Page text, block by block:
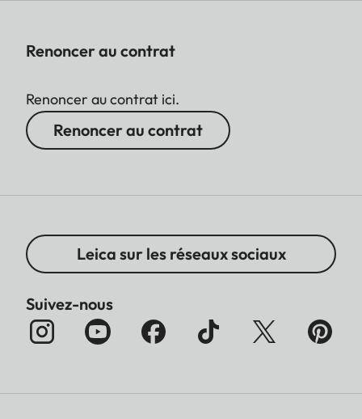
Renoncer au contrat
Renoncer au contrat ici.
Renoncer au contrat
Leica sur les réseaux sociaux
Suivez-nous